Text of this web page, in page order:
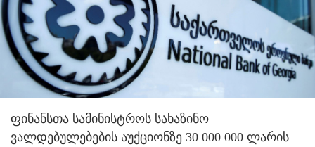
ფინანსთა სამინისტროს სახაზინო
ვალდებულებების აუქციონზე 30 000 000 ლარის